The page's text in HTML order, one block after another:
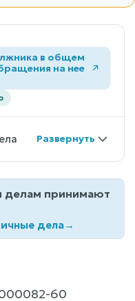
в общем
на нее
делам принимают
дела→
60